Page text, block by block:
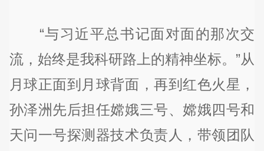
“与习近平总书记面对面的那次交
流，始终是我科研路上的精神坐标。”从
月球正面到月球背面，再到红色火星，
孙泽洲先后担任嫦娥三号、嫦娥四号和
天问一号探测器技术负责人，带领团队